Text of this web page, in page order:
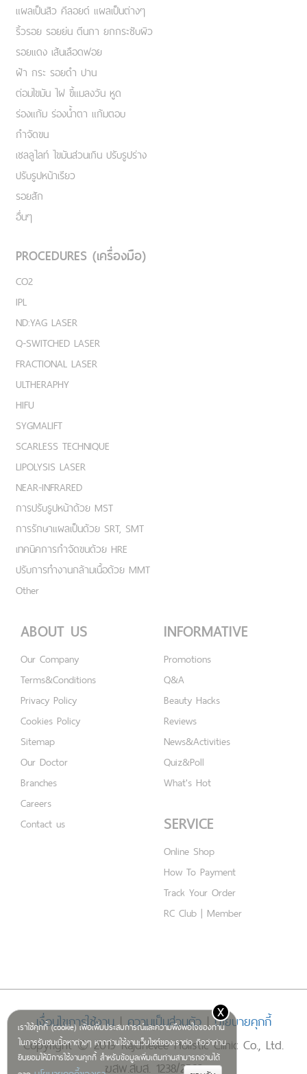
เราใช้คุกกี้ (cookie) เพื่อเพิ่มประสบการณ์และความพึงพอใจของท่าน
ในการรับชมเนื้อหาต่างๆ หากท่านใช้งานเว็บไซต์ของเราต่อ ถือว่าท่าน
ยินยอมให้มีการใช้งานคุกกี้ สำหรับข้อมูลเพิ่มเติมท่านสามารถอ่านได้
x
แผลเป็นสิว คีลอยด์ แผลเป็นต่างๆ
ริ้วรอย รอยย่น ตีนกา ยกกระชับผิว
รอยแดง เส้นเลือดฟอย
ฝ้า กระ รอยดำ ปาน
ต่อมไขมัน ไฝ ขี้แมลงวัน หูด
ร่องแก้ม ร่องน้ำตา แก้มตอบ
กำจัดขน
เชลลูไลท์ ไขมันส่วนเกิน ปรับรูปร่าง
ปรับรูปหน้าเรียว
รอยสัก
อื่นๆ
PROCEDURES (เครื่องมือ)
CO2
IPL
ND:YAG LASER
Q-SWITCHED LASER
FRACTIONAL LASER
ULTHERAPHY
HIFU
SYGMALIFT
SCARLESS TECHNIQUE
LIPOLYSIS LASER
NEAR-INFRARED
การปรับรูปหน้าด้วย MST
การรักษาแผลเป็นด้วย SRT, SMT
เทคนิคการกำจัดขนด้วย HRE
ปรับการทำงานกล้ามเนื้อด้วย MMT
Other
ABOUT US
Our Company
Terms&Conditions
Privacy Policy
Cookies Policy
Sitemap
Our Doctor
Branches
Careers
Contact us
INFORMATIVE
Promotions
Q&A
Beauty Hacks
Reviews
News&Activities
Quiz&Poll
What's Hot
SERVICE
Online Shop
How To Payment
Track Your Order
RC Club | Member
เงื่อนไขการใช้งาน|ความเป็นส่วนตัว|นโยบายคุกกี้
Copyright © 2019 Rajdhevee Holistic Clinic Co., Ltd.
ฆสพ.สบส. 1238/2562